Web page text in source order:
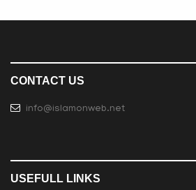
CONTACT US
info@islamonweb.net
USEFULL LINKS